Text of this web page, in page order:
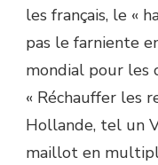
les français, le «
pas le farniente
mondial pour les
« Réchauffer les
Hollande, tel un
maillot en